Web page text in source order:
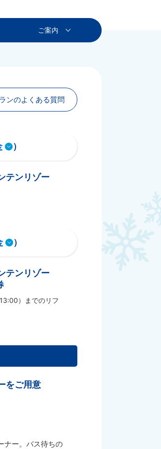
ご案内
ンのよくある質問
）
テンリゾー
）
テンリゾー
）までのリフ
をご用意
ナー。バス待ちの